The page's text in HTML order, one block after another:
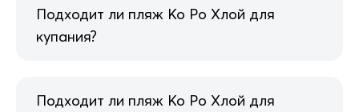
Подходит ли пляж Ко Ро Хлой для
купания?
Подходит ли пляж Ко Ро Хлой для